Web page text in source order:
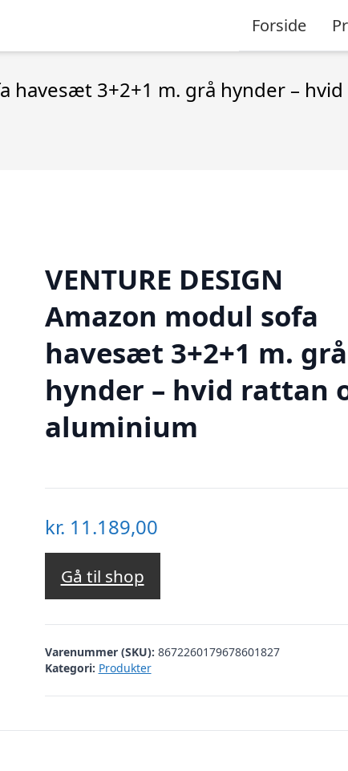
Forside
havesæt 3+2+1 m. grå hynder –
VENTURE DESIGN
Amazon modul sofa
havesæt 3+2+1 m. grå
hynder – hvid rattan
aluminium
kr. 11.189,00
Gå til shop
Varenummer (SKU): 8672260179678601827
Kategori: Produkter